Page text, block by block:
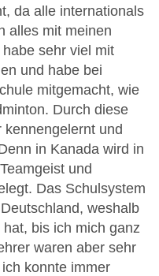
da alle internationals
alles mit meinen
sehr viel mit
und habe bei
mitgemacht, wie
Durch diese
kennengelernt und
in Kanada wird in
und
Das Schulsystem
weshalb
bis ich mich ganz
waren aber sehr
konnte immer